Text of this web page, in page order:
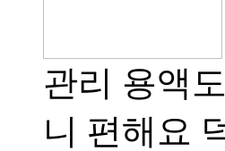
관리 용액
니 편해요